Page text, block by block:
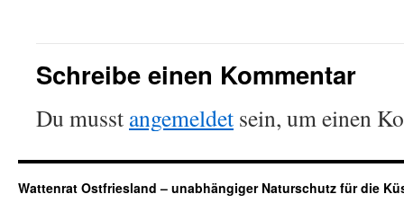
Schreibe einen Kommentar
Du musst angemeldet sein, um einen
Wattenrat Ostfriesland – unabhängiger Naturschutz für die